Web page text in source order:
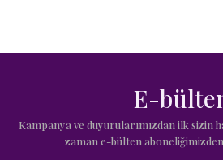
E-
Kampanya ve duyurularımızdan ilk sizin
zaman e-bülten